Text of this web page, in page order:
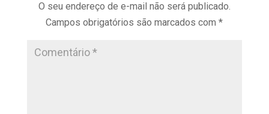
O seu endereço de e-mail não será publicado.
Campos obrigatórios são marcados com*